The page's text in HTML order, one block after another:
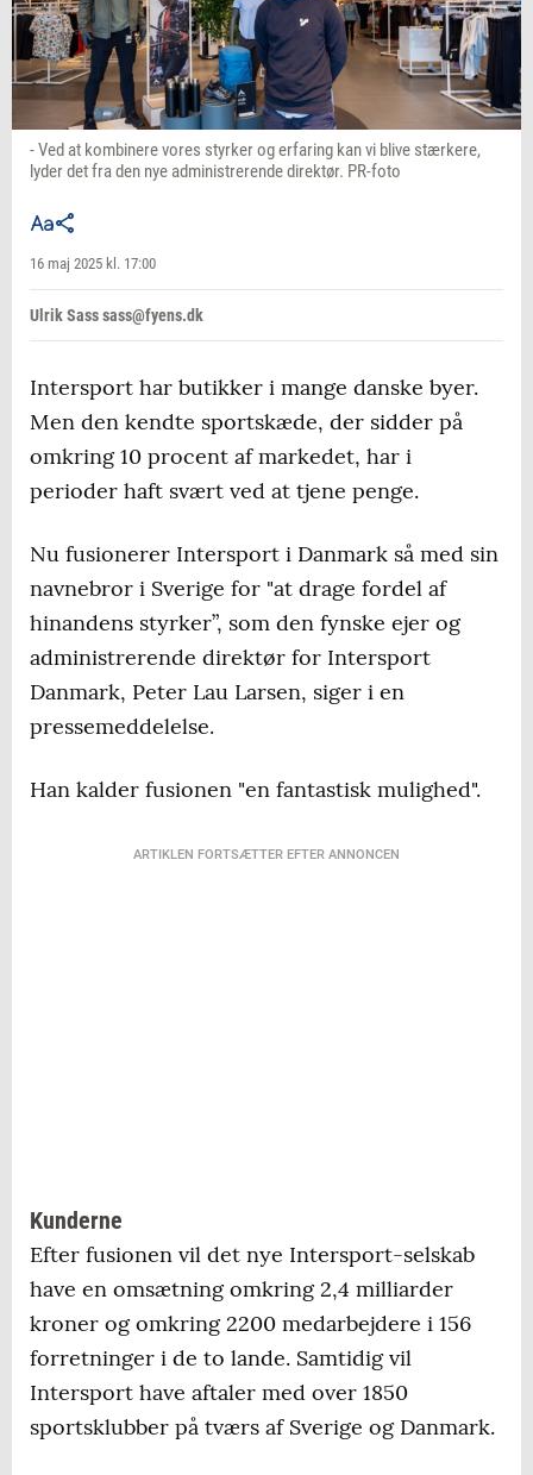
- Ved at kombinere vores styrker og erfaring kan vi blive stærkere,
lyder det fra den nye administrerende direktør. PR-foto
16 maj 2025 kl. 17:00
Ulrik Sass sass@fyens.dk
Intersport har butikker i mange danske byer.
Men den kendte sportskæde, der sidder på
omkring 10 procent af markedet, har i
perioder haft svært ved at tjene penge.
Nu fusionerer Intersport i Danmark så med sin
navnebror i Sverige for "at drage fordel af
hinandens styrker”, som den fynske ejer og
administrerende direktør for Intersport
Danmark, Peter Lau Larsen, siger i en
pressemeddelelse.
Han kalder fusionen "en fantastisk mulighed".
ARTIKLEN FORTSÆTTER EFTER ANNONCEN
Kunderne
Efter fusionen vil det nye Intersport-selskab
have en omsætning omkring 2,4 milliarder
kroner og omkring 2200 medarbejdere i 156
forretninger i de to lande. Samtidig vil
Intersport have aftaler med over 1850
sportsklubber på tværs af Sverige og Danmark.